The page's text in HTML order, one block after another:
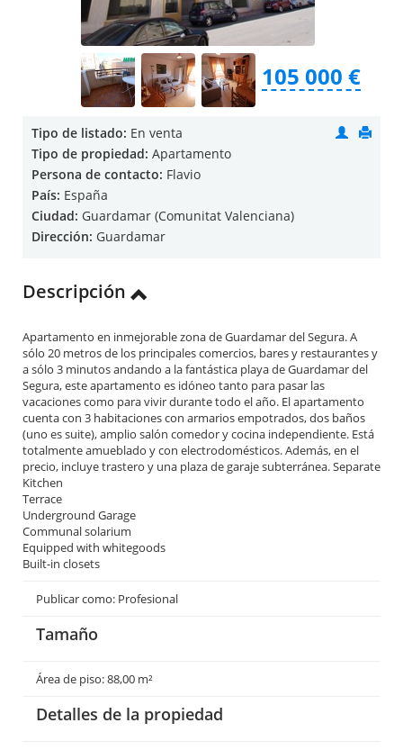
105 000 €
Tipo de listado: En venta
Tipo de propiedad: Apartamento
Persona de contacto: Flavio
País: España
Ciudad: Guardamar (Comunitat Valenciana)
Dirección: Guardamar
Descripción
Apartamento en inmejorable zona de Guardamar del Segura. A
sólo 20 metros de los principales comercios, bares y restaurantes y
a sólo 3 minutos andando a la fantástica playa de Guardamar del
Segura, este apartamento es idóneo tanto para pasar las
vacaciones como para vivir durante todo el año. El apartamento
cuenta con 3 habitaciones con armarios empotrados, dos baños
(uno es suite), amplio salón comedor y cocina independiente. Está
totalmente amueblado y con electrodomésticos. Además, en el
precio, incluye trastero y una plaza de garaje subterránea. Separate
Kitchen
Terrace
Underground Garage
Communal solarium
Equipped with whitegoods
Built-in closets
Publicar como: Profesional
Tamaño
Área de piso: 88,00 m²
Detalles de la propiedad